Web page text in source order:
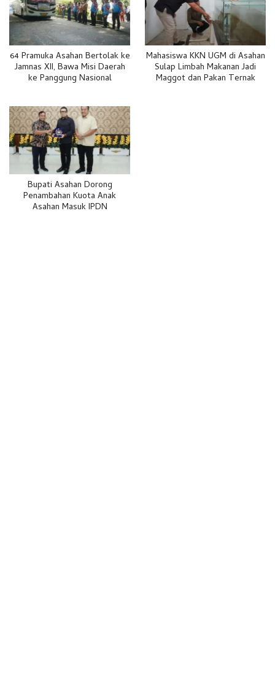
64 Pramuka Asahan Bertolak ke
Jamnas XII, Bawa Misi Daerah
ke Panggung Nasional
Mahasiswa KKN UGM di Asahan
Sulap Limbah Makanan Jadi
Maggot dan Pakan Ternak
Bupati Asahan Dorong
Penambahan Kuota Anak
Asahan Masuk IPDN